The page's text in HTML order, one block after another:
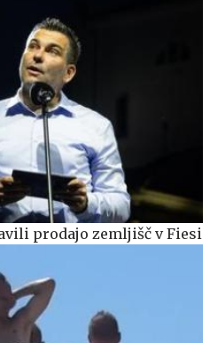
prodajo zemljišč v Fiesi